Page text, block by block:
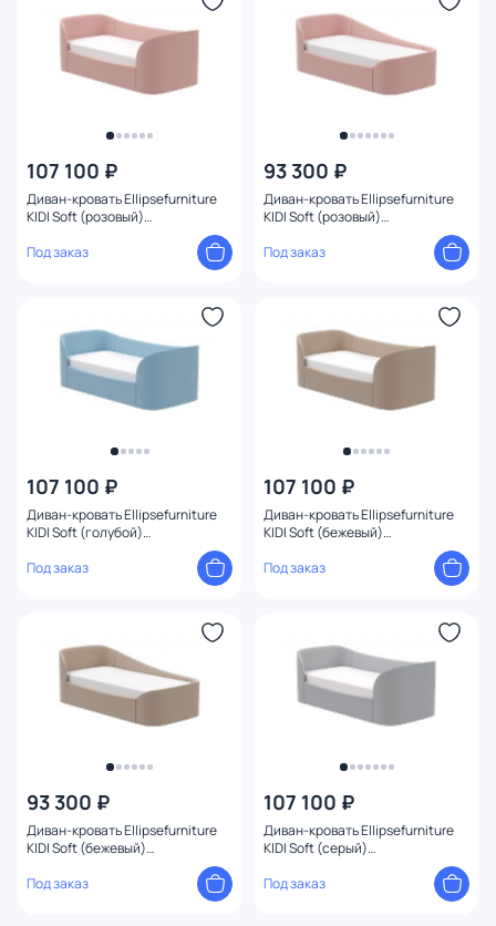
107 100 ₽
Диван-кровать Ellipsefurniture
KIDI Soft (розовый)
Под заказ
93 300 ₽
Диван-кровать Ellipsefurniture
KIDI Soft (розовый)
Под заказ
107 100 ₽
Диван-кровать Ellipsefurniture
KIDI Soft (голубой)
Под заказ
107 100 ₽
Диван-кровать Ellipsefurniture
KIDI Soft (бежевый)
Под заказ
93 300 ₽
Диван-кровать Ellipsefurniture
KIDI Soft (бежевый)
Под заказ
107 100 ₽
Диван-кровать Ellipsefurniture
KIDI Soft (серый)
Под заказ
Высота (см)